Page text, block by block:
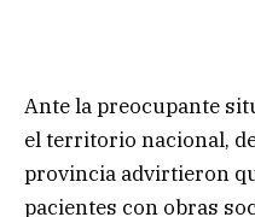
Ante la preocupante
el territorio nacional,
provincia advirtieron
pacientes con obras